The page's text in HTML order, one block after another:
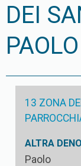
DEI
PAOLO
13 ZONA
ALTRA
Paolo